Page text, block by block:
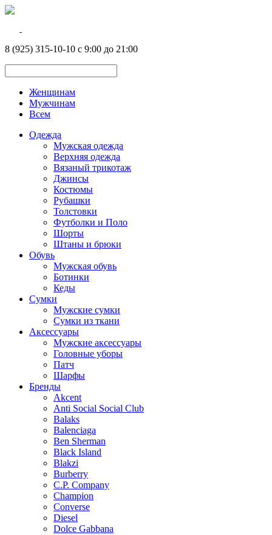
8 (925) 315-10-10 с 9:00 до 21:00
Женщинам
Мужчинам
Всем
Одежда
Мужская одежда
Верхняя одежда
Вязаный трикотаж
Джинсы
Костюмы
Рубашки
Толстовки
Футболки и Поло
Шорты
Штаны и брюки
Обувь
Мужская обувь
Ботинки
Кеды
Сумки
Мужские сумки
Сумки из ткани
Аксессуары
Мужские аксессуары
Головные уборы
Патч
Шарфы
Бренды
Akcent
Anti Social Social Club
Balaks
Balenciaga
Ben Sherman
Black Island
Blakzi
Burberry
C.P. Company
Champion
Converse
Diesel
Dolce Gabbana